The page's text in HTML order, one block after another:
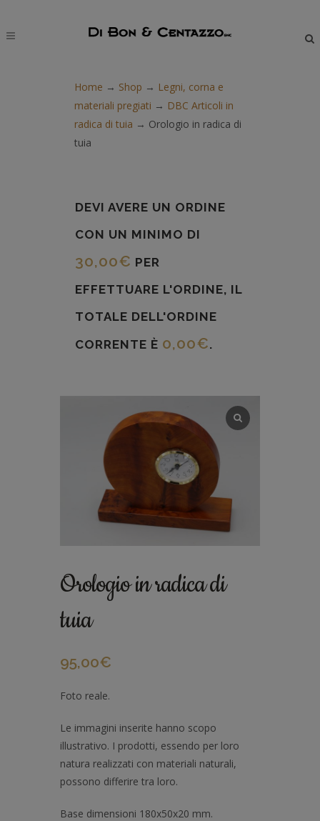
Home → Shop → Legni, corna e
materiali pregiati → DBC Articoli in
radica di tuia → Orologio in radica di
tuia
DEVI AVERE UN ORDINE
CON UN MINIMO DI
30,00€ PER
EFFETTUARE L'ORDINE, IL
TOTALE DELL'ORDINE
CORRENTE È 0,00€.
Orologio in radica di
tuia
95,00€
Foto reale.
Le immagini inserite hanno scopo
illustrativo. I prodotti, essendo per loro
natura realizzati con materiali naturali,
possono differire tra loro.
Base dimensioni 180x50x20 mm.